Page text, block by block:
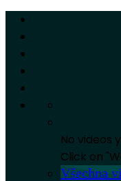
No videos
Click on
Všechna